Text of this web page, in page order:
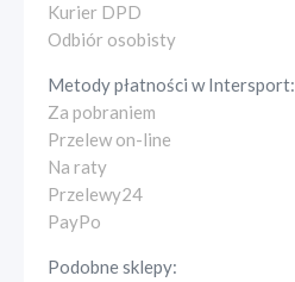
Kurier DPD
Odbiór osobisty
Metody płatności wIntersport:
Za pobraniem
Przelew on-line
Na raty
Przelewy24
PayPo
Podobne sklepy: